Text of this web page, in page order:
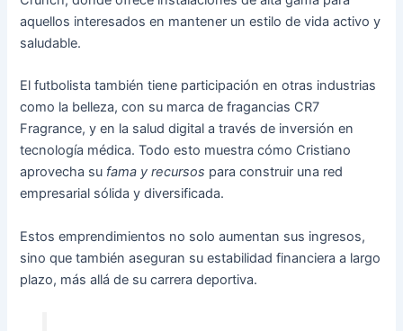
aquellos interesados en mantener un estilo de vida activo y
saludable.
El futbolista también tiene participación en otras industrias
como la belleza, con su marca de fragancias CR7
Fragrance, y en la salud digital a través de inversión en
tecnología médica. Todo esto muestra cómo Cristiano
aprovecha su fama y recursos para construir una red
empresarial sólida y diversificada.
Estos emprendimientos no solo aumentan sus ingresos,
sino que también aseguran su estabilidad financiera a largo
plazo, más allá de su carrera deportiva.